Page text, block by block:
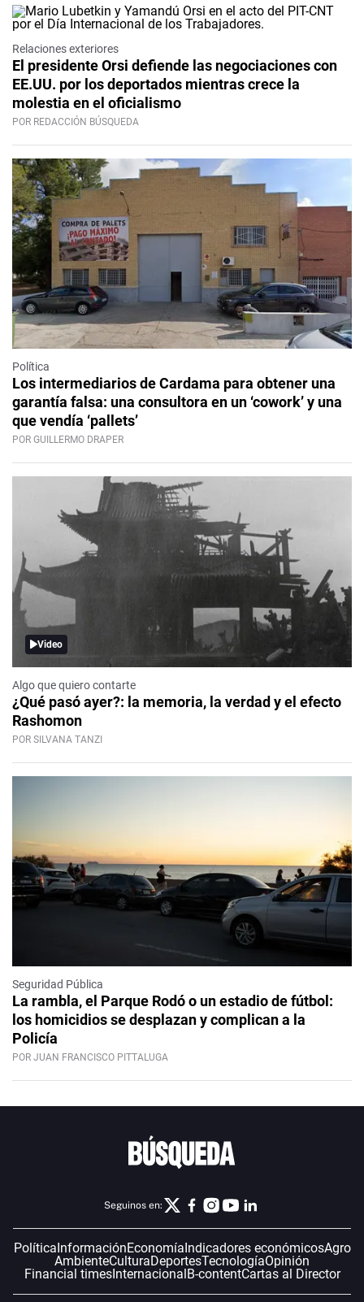
Relaciones exteriores
El presidente Orsi defiende las negociaciones con
EE.UU. por los deportados mientras crece la
molestia en el oficialismo
POR REDACCIÓN BÚSQUEDA
Política
Los intermediarios de Cardama para obtener una
garantía falsa: una consultora en un ‘cowork’ y una
que vendía ‘pallets’
POR GUILLERMO DRAPER
Video
Algo que quiero contarte
¿Qué pasó ayer?: la memoria, la verdad y el efecto
Rashomon
POR SILVANA TANZI
Seguridad Pública
La rambla, el Parque Rodó o un estadio de fútbol:
los homicidios se desplazan y complican a la
Policía
POR JUAN FRANCISCO PITTALUGA
Seguinos en:
Política InformaciónEconomía Indicadores económicosAgro
AmbienteCulturaDeportesTecnologíaOpinión
Financial timesInternacional B-contentCartas al Director